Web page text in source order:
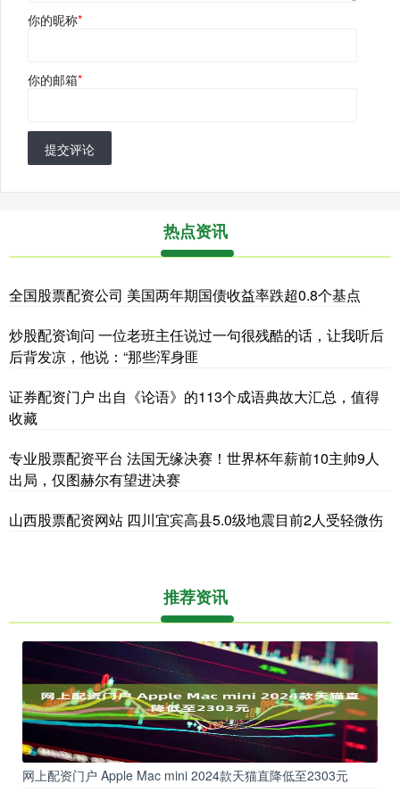
你的昵称*
你的邮箱*
提交评论
热点资讯
全国股票配资公司 美国两年期国债收益率跌超0.8个基点
炒股配资询问 一位老班主任说过一句很残酷的话，让我听后
后背发凉，他说：“那些浑身匪
证券配资门户 出自《论语》的113个成语典故大汇总，值得
收藏
专业股票配资平台 法国无缘决赛！世界杯年薪前10主帅9人
出局，仅图赫尔有望进决赛
山西股票配资网站 四川宜宾高县5.0级地震目前2人受轻微伤
推荐资讯
网上配资门户 Apple Mac mini 2024款天猫直降低至2303元